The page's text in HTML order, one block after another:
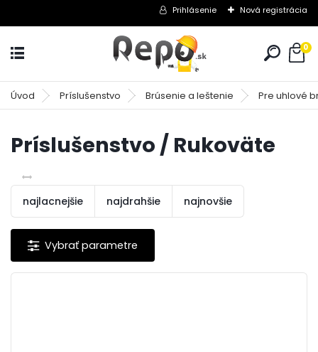
Prihlásenie Nová registrácia
0
Úvod Príslušenstvo Brúsenie a leštenie Pre uhlové
Príslušenstvo / Rukoväte
najlacnejšie najdrahšie najnovšie